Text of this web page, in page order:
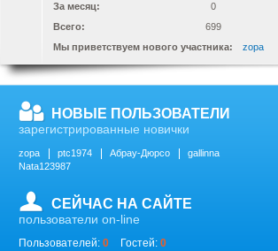
За месяц:
0
Всего:
699
Мы приветствуем нового участника:
zopa
НОВЫЕ ПОЛЬЗОВАТЕЛИ
зарегистрированные новички
zopa ptc1974 Абрау-Дюрсо
gallinna
Nata123987
СЕЙЧАС НА САЙТЕ
пользователи on-line
Пользователей: 0 Гостей: 0